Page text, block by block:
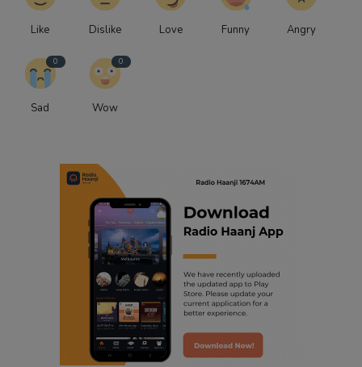
Like Dislike Love Funny Angry
0
Sad
0
Wow